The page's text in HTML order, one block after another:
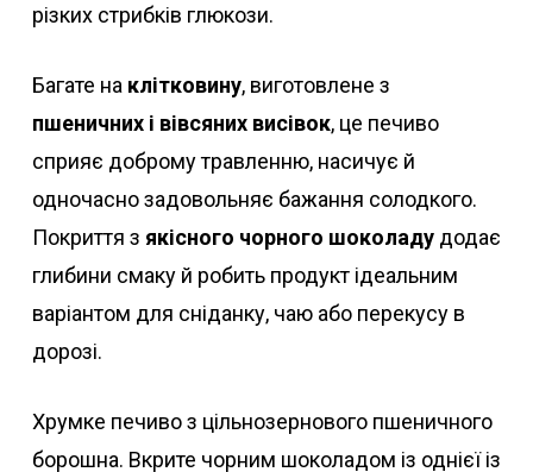
різких стрибків глюкози.
Багате на клітковину, виготовлене з
пшеничних і вівсяних висівок, це печиво
сприяє доброму травленню, насичує й
одночасно задовольняє бажання солодкого.
Покриття з якісного чорного шоколадудодає
глибини смаку й робить продукт ідеальним
варіантом для сніданку, чаю або перекусу в
дорозі.
Хрумке печиво з цільнозернового пшеничного
борошна. Вкрите чорним шоколадом із однієї із